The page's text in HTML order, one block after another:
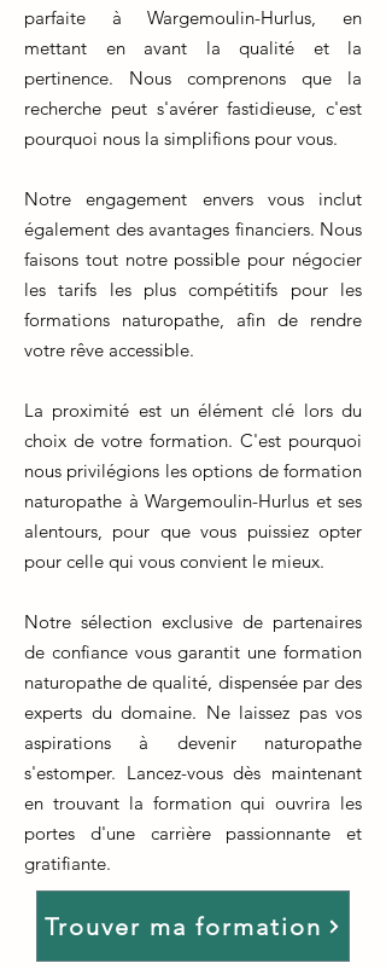
parfaite à Wargemoulin-Hurlus, en
mettant en avant la qualité et la
pertinence. Nous comprenons que la
recherche peut s'avérer fastidieuse, c'est
pourquoi nous la simplifions pour vous.
Notre engagement envers vous inclut
également des avantages financiers. Nous
faisons tout notre possible pour négocier
les tarifs les plus compétitifs pour les
formations naturopathe, afin de rendre
votre rêve accessible.
La proximité est un élément clé lors du
choix de votre formation. C'est pourquoi
nous privilégions les options de formation
naturopathe à Wargemoulin-Hurlus et ses
alentours, pour que vous puissiez opter
pour celle qui vous convient le mieux.
Notre sélection exclusive de partenaires
de confiance vous garantit une formation
naturopathe de qualité, dispensée par des
experts du domaine. Ne laissez pas vos
aspirations à devenir naturopathe
s'estomper. Lancez-vous dès maintenant
en trouvant la formation qui ouvrira les
portes d'une carrière passionnante et
gratifiante.
Trouver ma formation